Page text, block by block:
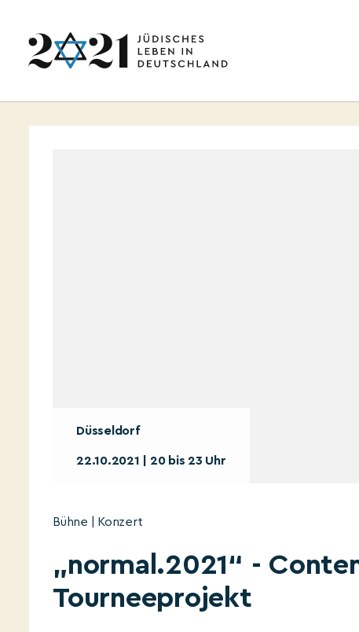
Düsseldorf
22.10.2021 | 20 bis 23 Uhr
Bühne | Konzert
„normal.2021“ -
Tourneeprojekt